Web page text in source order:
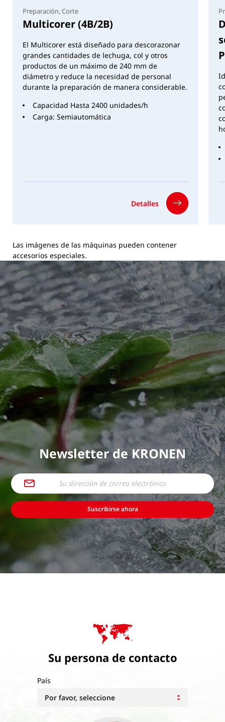
Los datos indicados son datos estándar. Además,
opcionalmente es posible una adaptación a otras
exceptúan las máquinas manuales y neumáticas). Se
reserva el derecho a realizar modificaciones.
Preparación, Corte
Multicorer (4B/2B)
El Multicorer está diseñado para descorazonar
grandes cantidades de lechuga, col y otros
productos de un máximo de 240 mm de
diámetro y reduce la necesidad de personal
durante la preparación de manera considerable.
Capacidad Hasta 2400 unidades/h
Carga: Semiautomática
Detalles
Las imágenes de las máquinas pueden contener
accesorios especiales.
Newsletter de KRONEN
Suscribirse ahora
Su persona de contacto
País